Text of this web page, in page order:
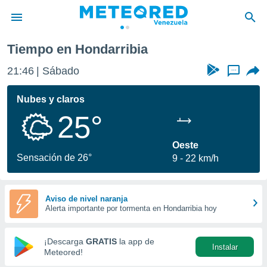
de
ha
calidad.
a este
las
y
forma
digital
basada
Tiempo en Hondarribia
21:46 Sábado ...
Nubes y claros
25°
Sensación de 26°
Oeste
9
22 km/h
Aviso de nivel naranja
Alerta importante por tormenta en Hondarribia hoy
¡Descarga GRATIS la app de
Meteored!
Instalar